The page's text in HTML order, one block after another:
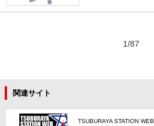
1/87
関連サイト
TSUBURAYA STATION WEB